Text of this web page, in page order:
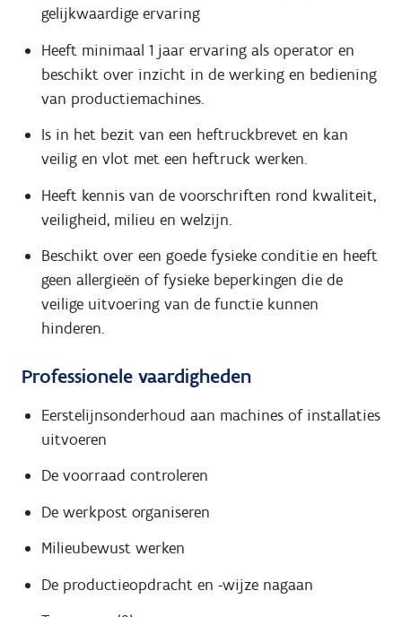
gelijkwaardige ervaring
Heeft minimaal 1 jaar ervaring als operator en
beschikt over inzicht in de werking en bediening
van productiemachines.
Is in het bezit van een heftruckbrevet en kan
veilig en vlot met een heftruck werken.
Heeft kennis van de voorschriften rond kwaliteit,
veiligheid, milieu en welzijn.
Beschikt over een goede fysieke conditie en heeft
geen allergieën of fysieke beperkingen die de
veilige uitvoering van de functie kunnen
hinderen.
Professionele vaardigheden
Eerstelijnsonderhoud aan machines of installaties
uitvoeren
De voorraad controleren
De werkpost organiseren
Milieubewust werken
De productieopdracht en -wijze nagaan